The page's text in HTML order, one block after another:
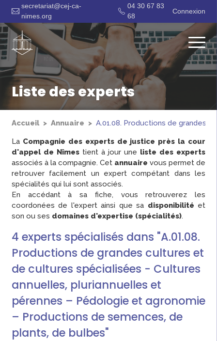
secretariat@cej-ca-
nimes.org
04 30 67 83
68
Connexion
Liste des experts
Accueil Annuaire A.01.08. Productions de grandes
La Compagnie des experts de justice près la cour
d'appel de Nîmes tient à jour une liste des experts
associés à la compagnie. Cet annuaire vous permet de
retrouver facilement un expert compétant dans les
spécialités qui lui sont associés.
En accédant à sa fiche, vous retrouverez les
coordonées de l'expert ainsi que sa disponibilité et
son ou ses domaines d'expertise (spécialités).
4 experts spécialisés dans "A.01.08.
Productions de grandes cultures et
de cultures spécialisées - Cultures
annuelles, pluriannuelles et
pérennes – Pédologie et agronomie
– Productions de semences, de
plants, de bulbes"